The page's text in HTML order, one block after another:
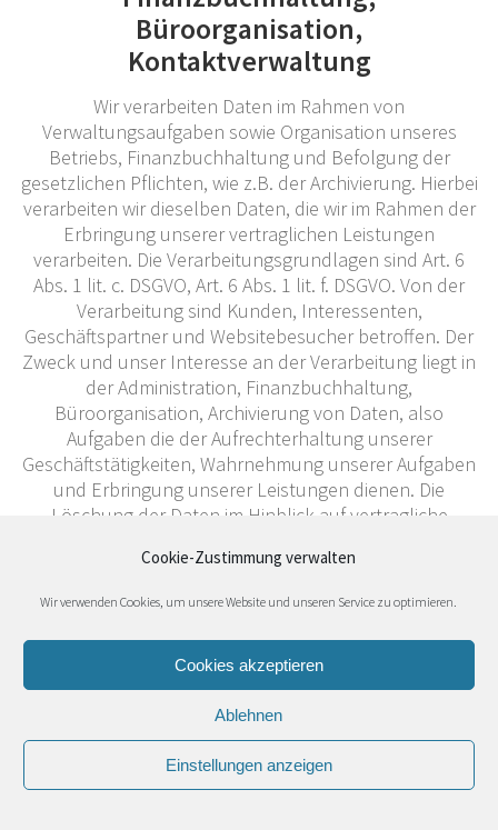
Cookie-Zustimmung verwalten
Wir verwenden Cookies, um unsere Website und unseren Service zu optimieren.
Cookies akzeptieren
Ablehnen
Einstellungen anzeigen
Büroorganisation,
Kontaktverwaltung
Wir verarbeiten Daten im Rahmen von
Verwaltungsaufgaben sowie Organisation unseres
Betriebs, Finanzbuchhaltung und Befolgung der
gesetzlichen Pflichten, wie z.B. der Archivierung. Hierbei
verarbeiten wir dieselben Daten, die wir im Rahmen der
Erbringung unserer vertraglichen Leistungen
verarbeiten. Die Verarbeitungsgrundlagen sind Art. 6
Abs. 1 lit. c. DSGVO, Art. 6 Abs. 1 lit. f. DSGVO. Von der
Verarbeitung sind Kunden, Interessenten,
Geschäftspartner und Websitebesucher betroffen. Der
Zweck und unser Interesse an der Verarbeitung liegt in
der Administration, Finanzbuchhaltung,
Büroorganisation, Archivierung von Daten, also
Aufgaben die der Aufrechterhaltung unserer
Geschäftstätigkeiten, Wahrnehmung unserer Aufgaben
und Erbringung unserer Leistungen dienen. Die
Löschung der Daten im Hinblick auf vertragliche
entspricht den, bei diesen Verarbeitungstätigkeiten
genannten Angaben.
Finanzverwaltung, Berater, wie z.B., Steuerberater oder
Wirtschaftsprüfer sowie weitere Gebührenstellen und
Zahlungsdienstleister.
betriebswirtschaftlichen Interessen Angaben zu